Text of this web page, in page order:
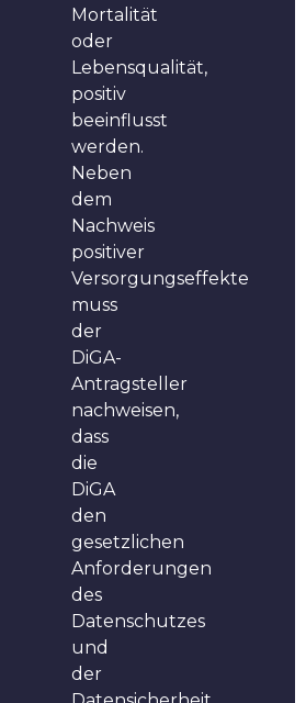
Mortalität
oder
Lebensqualität,
positiv
beeinflusst
werden.
Neben
dem
Nachweis
positiver
Versorgungseffekte
muss
der
DiGA-
Antragsteller
nachweisen,
dass
die
DiGA
den
gesetzlichen
Anforderungen
des
Datenschutzes
und
der